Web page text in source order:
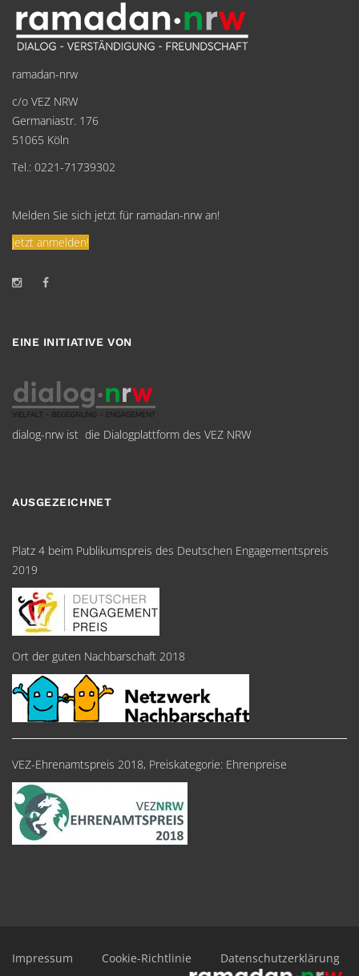
ramadan-nrw
c/o VEZ NRW
Germaniastr. 176
51065 Köln
Tel.: 0221-71739302
Melden Sie sich jetzt für ramadan-nrw an!
Jetzt anmelden!
EINE INITIATIVE VON
dialog-nrw ist die Dialogplattform des VEZ NRW
AUSGEZEICHNET
Platz 4 beim Publikumspreis des Deutschen Engagementspreis
2019
Ort der guten Nachbarschaft 2018
VEZ-Ehrenamtspreis 2018, Preiskategorie: Ehrenpreise
Impressum Cookie-Richtlinie Datenschutzerklärung